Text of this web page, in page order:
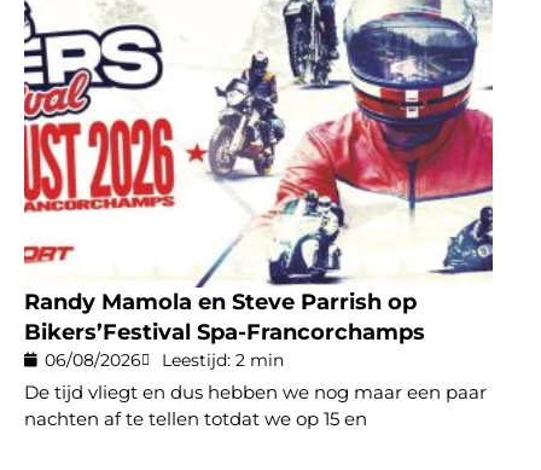
Randy Mamola en Steve Parrish op
Bikers’Festival Spa-Francorchamps
06/08/2026 Leestijd: 2 min
De tijd vliegt en dus hebben we nog maar een paar
nachten af te tellen totdat we op 15 en